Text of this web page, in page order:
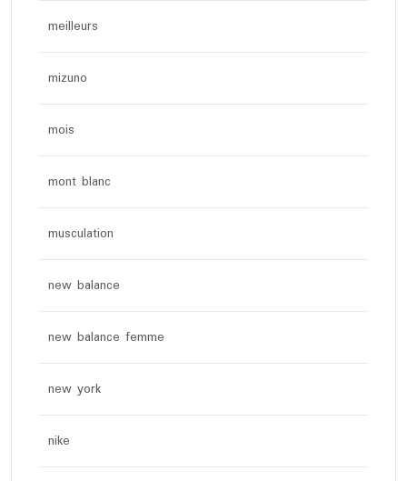
meilleurs
mizuno
mois
mont blanc
musculation
new balance
new balance femme
new york
nike